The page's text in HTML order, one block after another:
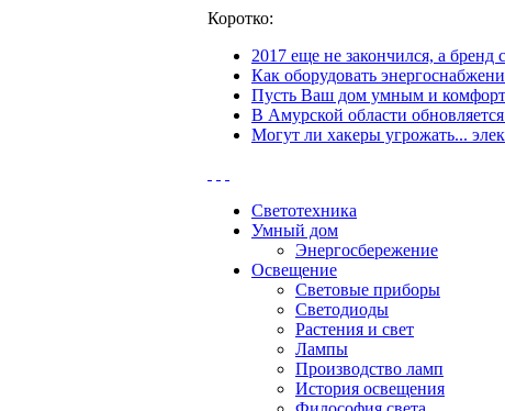
Коротко:
2017 еще не закончился, а
Как оборудовать
Пусть Ваш дом умным и
В Амурской области
Могут ли хакеры угрожать...
Светотехника
Умный дом
Энергосбережение
Освещение
Световые приборы
Светодиоды
Растения и свет
Лампы
Производство ламп
История освещения